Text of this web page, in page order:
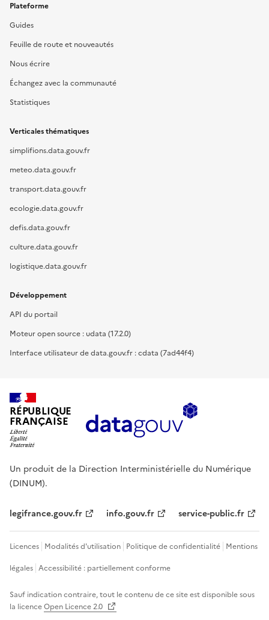
Plateforme
Guides
Feuille de route et nouveautés
Nous écrire
Échangez avec la communauté
Statistiques
Verticales thématiques
simplifions.data.gouv.fr
meteo.data.gouv.fr
transport.data.gouv.fr
ecologie.data.gouv.fr
defis.data.gouv.fr
culture.data.gouv.fr
logistique.data.gouv.fr
Développement
API du portail
Moteur open source : udata (17.2.0)
Interface utilisateur de data.gouv.fr : cdata (7ad44f4)
RÉPUBLIQUE
FRANÇAISE
Un produit de la Direction Interministérielle du Numérique
(DINUM).
legifrance.gouv.fr info.gouv.fr service-public.fr
Licences Modalités d'utilisation Politique de confidentialité Mentions
légales Accessibilité : partiellement conforme
Sauf indication contraire, tout le contenu de ce site est disponible sous
la licenceOpen Licence 2.0